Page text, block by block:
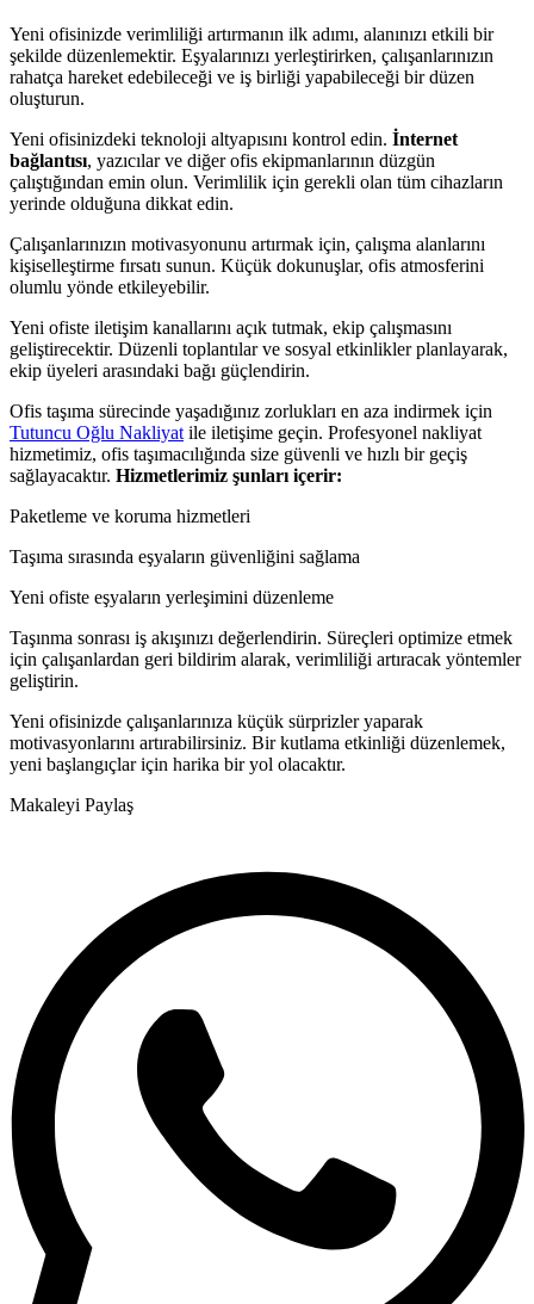
Yeni ofisinizde verimliliği artırmanın ilk adımı, alanınızı etkili bir
şekilde düzenlemektir. Eşyalarınızı yerleştirirken, çalışanlarınızın
rahatça hareket edebileceği ve iş birliği yapabileceği bir düzen
oluşturun.
Yeni ofisinizdeki teknoloji altyapısını kontrol edin. İnternet
bağlantısı, yazıcılar ve diğer ofis ekipmanlarının düzgün
çalıştığından emin olun. Verimlilik için gerekli olan tüm cihazların
yerinde olduğuna dikkat edin.
Çalışanlarınızın motivasyonunu artırmak için, çalışma alanlarını
kişiselleştirme fırsatı sunun. Küçük dokunuşlar, ofis atmosferini
olumlu yönde etkileyebilir.
Yeni ofiste iletişim kanallarını açık tutmak, ekip çalışmasını
geliştirecektir. Düzenli toplantılar ve sosyal etkinlikler planlayarak,
ekip üyeleri arasındaki bağı güçlendirin.
Ofis taşıma sürecinde yaşadığınız zorlukları en aza indirmek için
Tutuncu Oğlu Nakliyat ile iletişime geçin. Profesyonel nakliyat
hizmetimiz, ofis taşımacılığında size güvenli ve hızlı bir geçiş
sağlayacaktır. Hizmetlerimiz şunları içerir:
Paketleme ve koruma hizmetleri
Taşıma sırasında eşyaların güvenliğini sağlama
Yeni ofiste eşyaların yerleşimini düzenleme
Taşınma sonrası iş akışınızı değerlendirin. Süreçleri optimize etmek
için çalışanlardan geri bildirim alarak, verimliliği artıracak yöntemler
geliştirin.
Yeni ofisinizde çalışanlarınıza küçük sürprizler yaparak
motivasyonlarını artırabilirsiniz. Bir kutlama etkinliği düzenlemek,
yeni başlangıçlar için harika bir yol olacaktır.
Makaleyi Paylaş